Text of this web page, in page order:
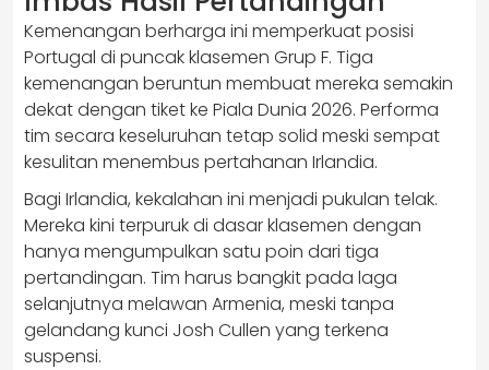
Kemenangan berharga ini memperkuat posisi
Portugal di puncak klasemen Grup F. Tiga
kemenangan beruntun membuat mereka semakin
dekat dengan tiket ke Piala Dunia 2026. Performa
tim secara keseluruhan tetap solid meski sempat
kesulitan menembus pertahanan Irlandia.
Bagi Irlandia, kekalahan ini menjadi pukulan telak.
Mereka kini terpuruk di dasar klasemen dengan
hanya mengumpulkan satu poin dari tiga
pertandingan. Tim harus bangkit pada laga
selanjutnya melawan Armenia, meski tanpa
gelandang kunci Josh Cullen yang terkena
suspensi.